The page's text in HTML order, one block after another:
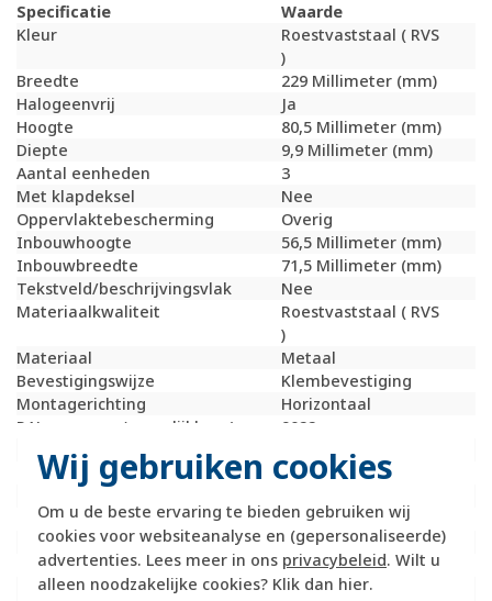
Wij gebruiken cookies
Om u de beste ervaring te bieden gebruiken wij
cookies voor websiteanalyse en (gepersonaliseerde)
advertenties. Lees meer in ons privacybeleid. Wilt u
alleen noodzakelijke cookies? Klik dan hier.
Specificatie
Waarde
Kleur
Roestvaststaal ( RVS
)
Breedte
229 Millimeter (mm)
Halogeenvrij
Ja
Hoogte
80,5 Millimeter (mm)
Diepte
9,9 Millimeter (mm)
Aantal eenheden
3
Met klapdeksel
Nee
Oppervlaktebescherming
Overig
Inbouwhoogte
56,5 Millimeter (mm)
Inbouwbreedte
71,5 Millimeter (mm)
Tekstveld/beschrijvingsvlak
Nee
Materiaalkwaliteit
Roestvaststaal ( RVS
)
Materiaal
Metaal
Bevestigingswijze
Klembevestiging
Montagerichting
Horizontaal
RAL-nummer (vergelijkbaar)
9022
Slagvastheid
Beschermingsgraad (IP)
IP20
Transparant
Nee
Uitvoering oppervlakte
Mat
Geschikt voor wandgoot
Ja
Geschikt voor
Ja